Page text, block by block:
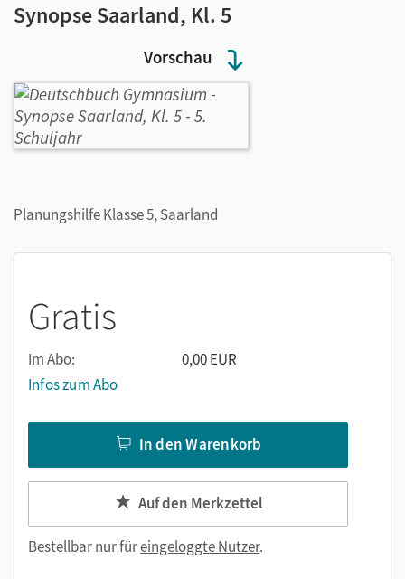
Vorschau
Synopse Saarland, Kl. 5
Planungshilfe Klasse 5, Saarland
Gratis
Im Abo:
0,00 EUR
Infos zum Abo
In den Warenkorb
Auf den Merkzettel
Bestellbar nur füreingeloggte Nutzer.